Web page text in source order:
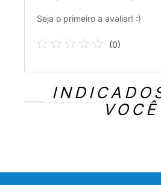
Seja o primeiro a avaliar! :)
(0)
VOCÊ